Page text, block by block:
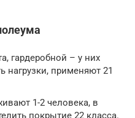
гардеробной – у них
нагрузки, применяют 21
1-2 человека, в
покрытие 22 класса.